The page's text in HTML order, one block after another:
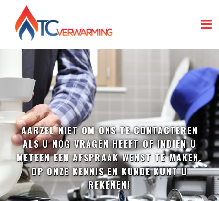
AARZEL NIET OM ONS TE CONTACTEREN
ALS U NOG VRAGEN HEEFT OF INDIEN U
METEEN EEN AFSPRAAK WENST TE MAKEN.
OP ONZE KENNIS EN KUNDE KUNT U
REKENEN!